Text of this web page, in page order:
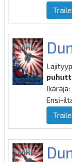
Ikäraja:
Ensi-